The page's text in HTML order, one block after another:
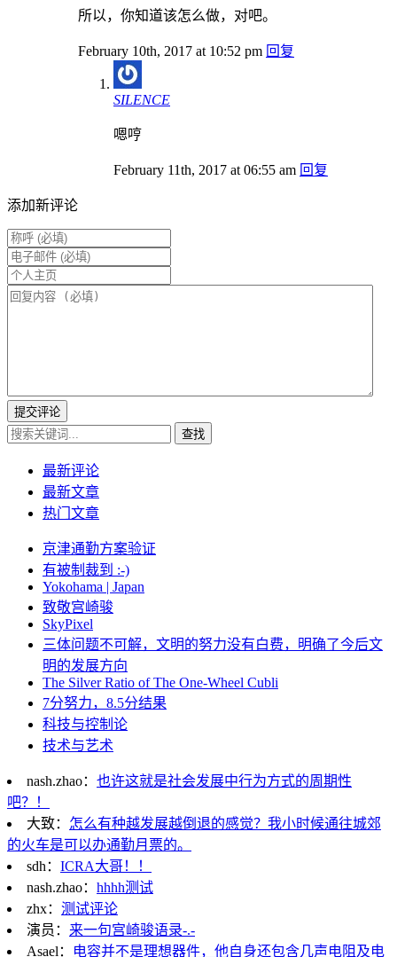
所以，你知道该怎么做，对吧。
February 10th, 2017 at 10:52 pm 回复
SILENCE
嗯哼
February 11th, 2017 at 06:55 am 回复
添加新评论
提交评论
查找
最新评论
最新文章
热门文章
京津通勤方案验证
有被制裁到 :-)
Yokohama | Japan
致敬宫崎骏
SkyPixel
三体问题不可解，文明的努力没有白费，明确了今后文
明的发展方向
The Silver Ratio of The One-Wheel Cubli
7分努力，8.5分结果
科技与控制论
技术与艺术
nash.zhao： 也许这就是社会发展中行为方式的周期性
吧？！
大致： 怎么有种越发展越倒退的感觉？我小时候通往城郊
的火车是可以办通勤月票的。
sdh： ICRA大哥！！
nash.zhao： hhhh测试
zhx： 测试评论
演员： 来一句宫崎骏语录-.-
Asael：
电容并不是理想器件，他自身还包含几声电阻及电